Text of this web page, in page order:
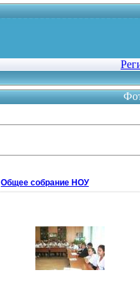
Общее собрание НОУ
09.10.2008
Раксана Асташова избрана новым
Председателем Совета НОУ
Антонина